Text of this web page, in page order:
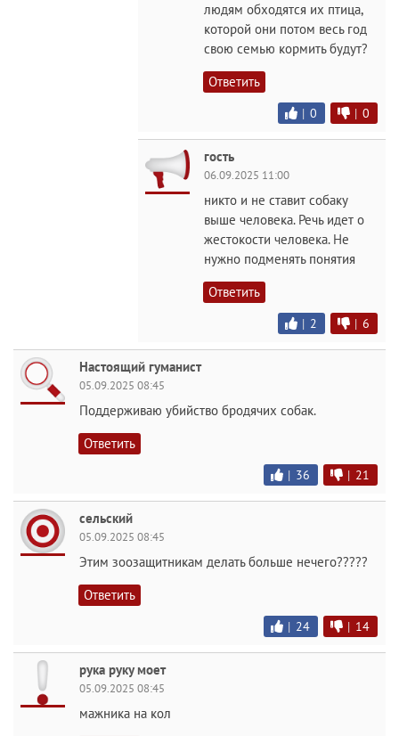
людям обходятся их птица,
которой они потом весь год
свою семью кормить будут?
Ответить
| 0 | 0
гость
06.09.2025 11:00
никто и не ставит собаку
выше человека. Речь идет о
жестокости человека. Не
нужно подменять понятия
Ответить
| 2 | 6
Настоящий гуманист
05.09.2025 08:45
Поддерживаю убийство бродячих собак.
Ответить
| 36 | 21
сельский
05.09.2025 08:45
Этим зоозащитникам делать больше нечего?????
Ответить
| 24 | 14
рука руку моет
05.09.2025 08:45
мажника на кол